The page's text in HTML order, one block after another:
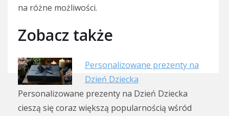
na różne możliwości.
Zobacz także
Personalizowane prezenty na
Dzień Dziecka
Personalizowane prezenty na Dzień Dziecka
cieszą się coraz większą popularnością wśród